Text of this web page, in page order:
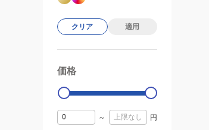
クリア 適用
価格
0
～ 円